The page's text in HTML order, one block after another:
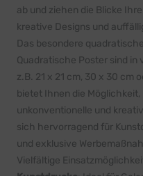
ab und ziehen die Blicke
kreative Designs und
Das besondere
Quadratische Poster sind
z.B. 21 x 21 cm, 30 x 30 cm
bietet Ihnen die
unkonventionelle und
sich hervorragend für
und exklusive
Vielfältige